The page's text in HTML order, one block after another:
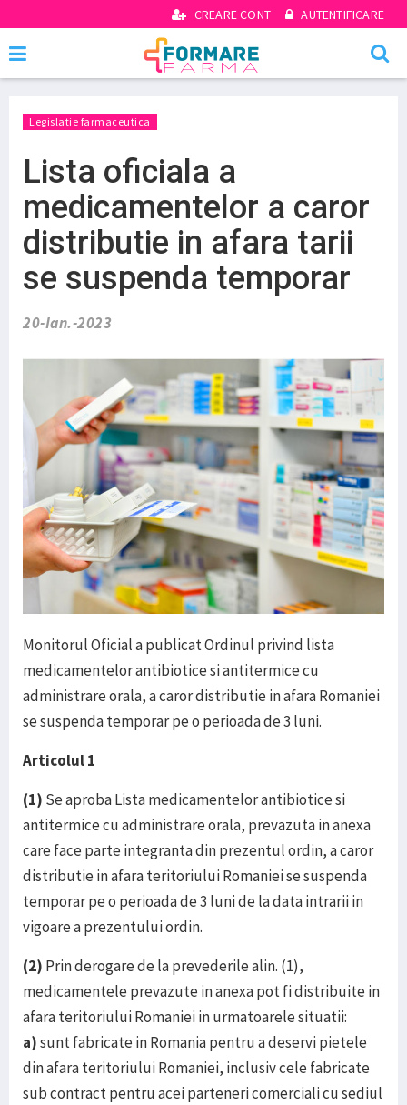
CREARE CONT AUTENTIFICARE
Legislatie farmaceutica
Lista oficiala a
medicamentelor a caror
distributie in afara tarii
se suspenda temporar
20-Ian.-2023
Monitorul Oficial a publicat Ordinul privind lista
medicamentelor antibiotice si antitermice cu
administrare orala, a caror distributie in afara Romaniei
se suspenda temporar pe o perioada de 3 luni.
Articolul 1
(1) Se aproba Lista medicamentelor antibiotice si
antitermice cu administrare orala, prevazuta in anexa
care face parte integranta din prezentul ordin, a caror
distributie in afara teritoriului Romaniei se suspenda
temporar pe o perioada de 3 luni de la data intrarii in
vigoare a prezentului ordin.
(2) Prin derogare de la prevederile alin. (1),
medicamentele prevazute in anexa pot fi distribuite in
afara teritoriului Romaniei in urmatoarele situatii:
a)sunt fabricate in Romania pentru a deservi pietele
din afara teritoriului Romaniei, inclusiv cele fabricate
sub contract pentru acei parteneri comerciali cu sediul